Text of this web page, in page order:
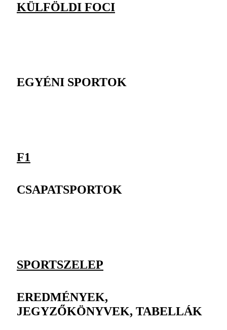
KÜLFÖLDI FOCI
EGYÉNI SPORTOK
F1
CSAPATSPORTOK
SPORTSZELEP
EREDMÉNYEK,
JEGYZŐKÖNYVEK, TABELLÁK